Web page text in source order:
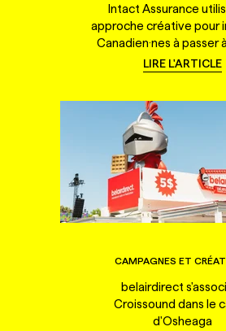
Intact Assurance
approche créative pour
Canadien·nes à passer
LIRE L'ARTICLE
CAMPAGNES ET
belairdirect
Croissound dans le
d'Osheaga